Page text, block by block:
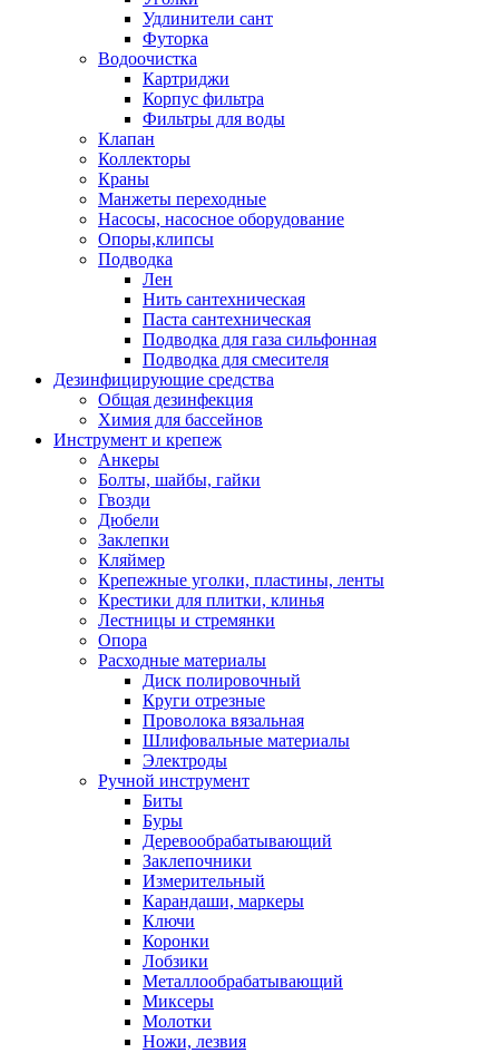
Удлинители сант
Футорка
Водоочистка
Картриджи
Корпус фильтра
Фильтры для воды
Клапан
Коллекторы
Краны
Манжеты переходные
Насосы, насосное оборудование
Опоры,клипсы
Подводка
Лен
Нить сантехническая
Паста сантехническая
Подводка для газа сильфонная
Подводка для смесителя
Дезинфицирующие средства
Общая дезинфекция
Химия для бассейнов
Инструмент и крепеж
Анкеры
Болты, шайбы, гайки
Гвозди
Дюбели
Заклепки
Кляймер
Крепежные уголки, пластины, ленты
Крестики для плитки, клинья
Лестницы и стремянки
Опора
Расходные материалы
Диск полировочный
Круги отрезные
Проволока вязальная
Шлифовальные материалы
Электроды
Ручной инструмент
Биты
Буры
Деревообрабатывающий
Заклепочники
Измерительный
Карандаши, маркеры
Ключи
Коронки
Лобзики
Металлообрабатывающий
Миксеры
Молотки
Ножи, лезвия